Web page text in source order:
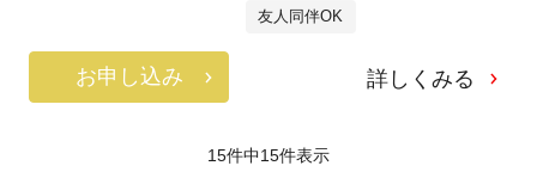
友人同伴OK
お申し込み 詳しくみる
15件中15件表示